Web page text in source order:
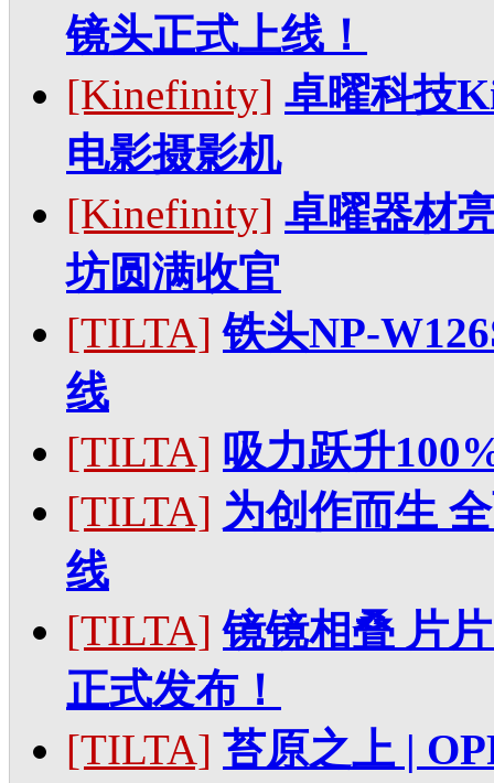
镜头正式上线！
[Kinefinity] 卓曜科技
电影摄影机
[Kinefinity] 卓曜器材
坊圆满收官
[TILTA] 铁头NP-
线
[TILTA] 吸力跃升
[TILTA] 为创作而生
线
[TILTA] 镜镜相叠 片
正式发布！
[TILTA] 苔原之上 |